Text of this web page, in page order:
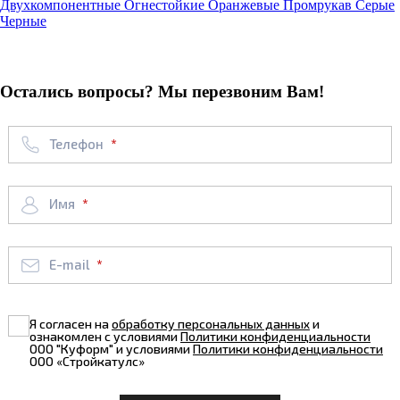
Двухкомпонентные Огнестойкие Оранжевые Промрукав Серые
Черные
Остались вопросы? Мы перезвоним Вам!
Телефон
Имя
E-mail
Я согласен наобработку персональных данныхи
ознакомлен с условиямиПолитики конфиденциальности
ООО "Куформ" и условиямиПолитики конфиденциальности
ООО «Стройкатулс»